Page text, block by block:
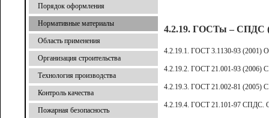
Порядок оформления
Нормативные материалы
Область применения
Организация строительства
Технология производства
Контроль качества
Пожарная безопасность
4.2.19. ГОСТы – СПДС
4.2.19.1. ГОСТ 3.1130-93 (2001)
4.2.19.2. ГОСТ 21.001-93 (2006)
4.2.19.3. ГОСТ 21.002-81 (2005)
4.2.19.4. ГОСТ 21.101-97 СПДС.